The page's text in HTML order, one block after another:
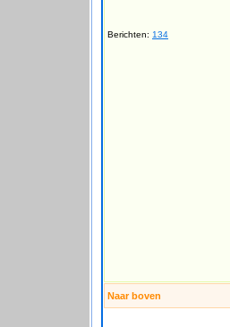
Berichten: 134
Naar boven